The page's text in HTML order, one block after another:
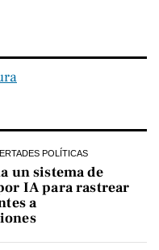
POLÍTICAS
un sistema de
IA para rastrear
a